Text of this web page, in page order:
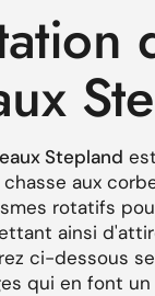
Stepland
aux
rotatifs
ainsi
ci-dessous
qui en font